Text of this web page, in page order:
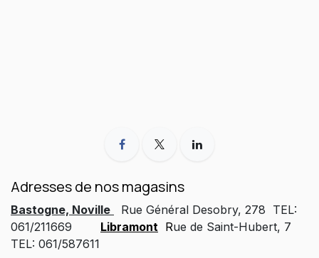
Adresses de nos magasins
Bastogne, Noville
Rue Général Desobry, 278 TEL:
061/211669
Libramont Rue de Saint-Hubert, 7
TEL: 061/587611